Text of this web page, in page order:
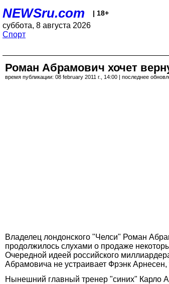
NEWSru.com | 18+
суббота, 8 августа 2026
Спорт
Роман Абрамович хочет
время публикации: 08 february 2011 г., 14:00 | последнее
Владелец лондонского "Челси" Роман
продолжилось слухами о продаже
Очередной идеей российского
Абрамовича не устраивает Фрэнк Арнесен,
Нынешний главный тренер "синих" Карло